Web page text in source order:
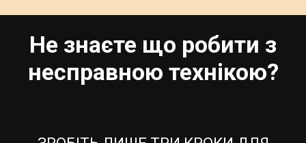
Не знаєте що робити з
несправною технікою?